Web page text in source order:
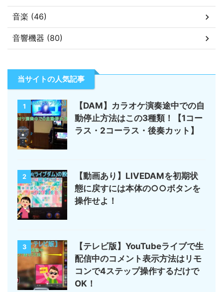
音楽 (46)
音響機器 (80)
当サイトの人気記事
1
【DAM】カラオケ演奏途中での自
動停止方法はこの3種類！【1コー
ラス・2コーラス・後奏カット】
2
【動画あり】LIVEDAMを初期状
態に戻すには本体の○○ボタンを
操作せよ！
3
【テレビ版】YouTubeライブで生
配信中のコメント表示方法はリモ
コンで4ステップ操作するだけで
OK！